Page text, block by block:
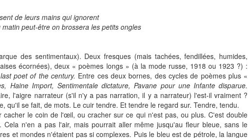
de leurs mains qui ignorent
peut-être on brossera les petits ongles
des sentimentaux). Deux fresques (mais tachées, fendillées, humides,
écornées), deux « poèmes longs » (à la mode russe, 1918 ou 1923 ?) :
poet of the century. Entre ces deux bornes, des cycles de poèmes plus «
Haine Import, Sentimentale dictature, Pavane pour une Infante disparue.
l'aigre narrateur (s'il n'y a pas narration, il y a narrateur) l'est-il vraiment ?
qu'il se fait, de mots. Le cuir tendre. Et tendre le regard sur. Tendre, tendu.
cacher le coin de l'œil, ou cracher sur ce qui n'est pas, ou plus. C'est double
Cela n'en a pas l'air, mais pourrait aller même jusqu'au fleur bleue, sans le
et mondes n'étaient pas si complexes. Puis le bleu est de pétrole, la langue